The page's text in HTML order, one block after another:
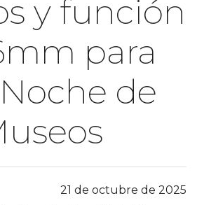
y función
para
de
21 de octubre de 2025